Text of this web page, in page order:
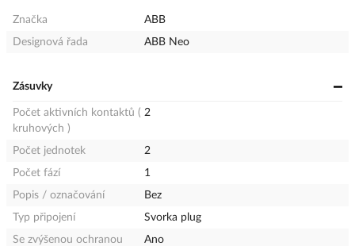
Značka
ABB
Designová řada
ABB Neo
Zásuvky
Počet aktivních kontaktů (
kruhových )
2
Počet jednotek
2
Počet fází
1
Popis / označování
Bez
Typ připojení
Svorka plug
Se zvýšenou ochranou
Ano